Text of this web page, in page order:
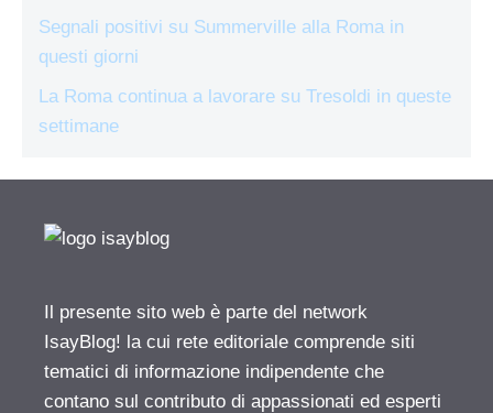
Segnali positivi su Summerville alla Roma in
questi giorni
La Roma continua a lavorare su Tresoldi in queste
settimane
Il presente sito web è parte del network
IsayBlog! la cui rete editoriale comprende siti
tematici di informazione indipendente che
contano sul contributo di appassionati ed esperti